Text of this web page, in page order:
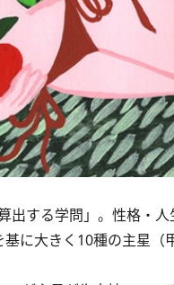
する学問」。性格・
に大きく10種の主星